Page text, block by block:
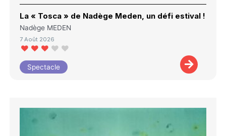
La « Tosca » de Nadège Meden, un défi estival !
Nadège MEDEN
7 Août 2026
Spectacle